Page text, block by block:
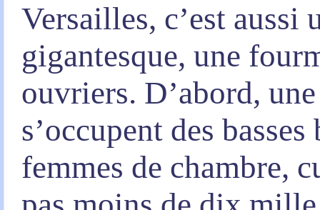
Versailles, c’est aussi
gigantesque, une
ouvriers. D’abord,
s’occupent des
femmes de chambre,